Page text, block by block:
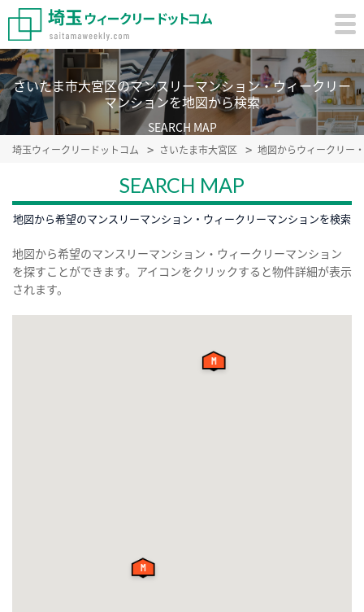
さいたま市大宮区のマンスリーマンション・ウィークリー
マンションを地図から検索
SEARCH MAP
埼玉ウィークリードットコム さいたま市大宮区 地図からウィークリー
SEARCH MAP
地図から希望のマンスリーマンション・ウィークリーマンションを検索
地図から希望のマンスリーマンション・ウィークリーマンション
を探すことができます。アイコンをクリックすると物件詳細が表示
されます。